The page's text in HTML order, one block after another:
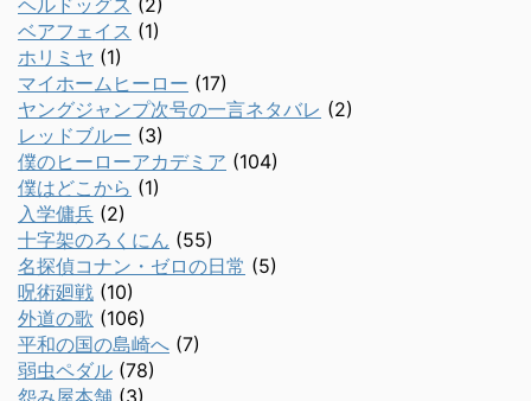
ヘルドッグス (2)
ベアフェイス (1)
ホリミヤ (1)
マイホームヒーロー (17)
ヤングジャンプ次号の一言ネタバレ (2)
レッドブルー (3)
僕のヒーローアカデミア (104)
僕はどこから (1)
入学傭兵 (2)
十字架のろくにん (55)
名探偵コナン・ゼロの日常 (5)
呪術廻戦 (10)
外道の歌 (106)
平和の国の島崎へ (7)
弱虫ペダル (78)